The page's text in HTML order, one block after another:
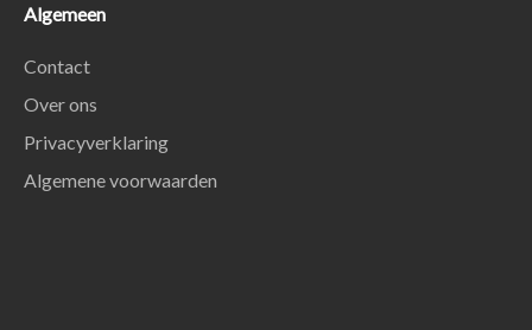
Algemeen
Contact
Over ons
Privacyverklaring
Algemene voorwaarden